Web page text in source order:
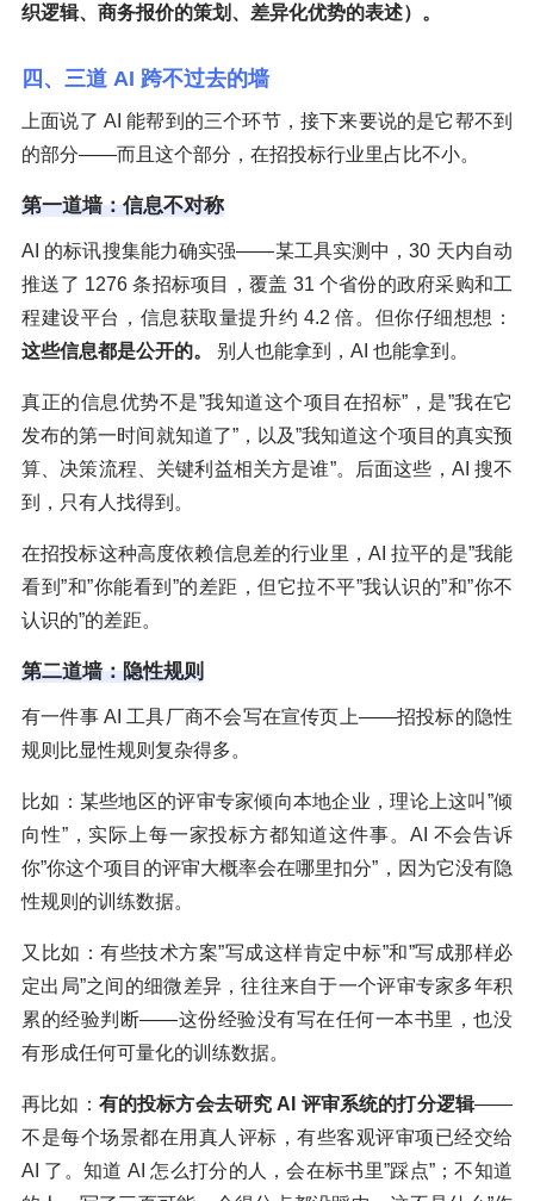
织逻辑、商务报价的策划、差异化优势的表述）。
四、三道 AI 跨不过去的墙
上面说了 AI 能帮到的三个环节，接下来要说的是它帮不到
的部分——而且这个部分，在招投标行业里占比不小。
第一道墙：信息不对称
AI 的标讯搜集能力确实强——某工具实测中，30 天内自动
推送了 1276 条招标项目，覆盖 31 个省份的政府采购和工
程建设平台，信息获取量提升约 4.2 倍。但你仔细想想：
这些信息都是公开的。
别人也能拿到，AI 也能拿到。
真正的信息优势不是”我知道这个项目在招标”，是”我在它
发布的第一时间就知道了”，以及”我知道这个项目的真实预
算、决策流程、关键利益相关方是谁”。后面这些，AI 搜不
到，只有人找得到。
在招投标这种高度依赖信息差的行业里，AI 拉平的是”我能
看到”和”你能看到”的差距，但它拉不平”我认识的”和”你不
认识的”的差距。
第二道墙：隐性规则
有一件事 AI 工具厂商不会写在宣传页上——招投标的隐性
规则比显性规则复杂得多。
比如：某些地区的评审专家倾向本地企业，理论上这叫”倾
向性”，实际上每一家投标方都知道这件事。AI 不会告诉
你”你这个项目的评审大概率会在哪里扣分”，因为它没有隐
性规则的训练数据。
又比如：有些技术方案”写成这样肯定中标”和”写成那样必
定出局”之间的细微差异，往往来自于一个评审专家多年积
累的经验判断——这份经验没有写在任何一本书里，也没
有形成任何可量化的训练数据。
再比如： 有的投标方会去研究 AI 评审系统的打分逻辑——
不是每个场景都在用真人评标，有些客观评审项已经交给
AI 了。知道 AI 怎么打分的人，会在标书里”踩点”；不知道